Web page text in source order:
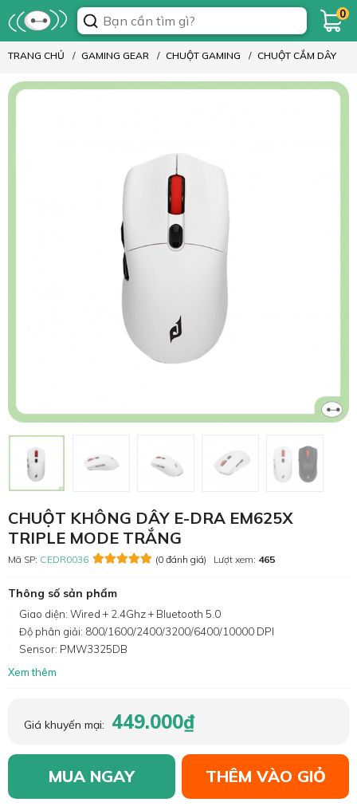
0
TRANG CHỦ GAMING GEAR CHUỘT GAMING CHUỘT CẮM DÂY
CHUỘT KHÔNG DÂY E-DRA EM625X
TRIPLE MODE TRẮNG
Mã SP: CEDR0036 (0 đánh giá) Lượt xem: 465
Thông số sản phẩm
Giao diện: Wired + 2.4Ghz + Bluetooth 5.0
Độ phân giải: 800/1600/2400/3200/6400/10000 DPI
Sensor: PMW3325DB
Xem thêm
Giá khuyến mại: 449.000₫
MUA NGAY THÊM VÀO GIỎ